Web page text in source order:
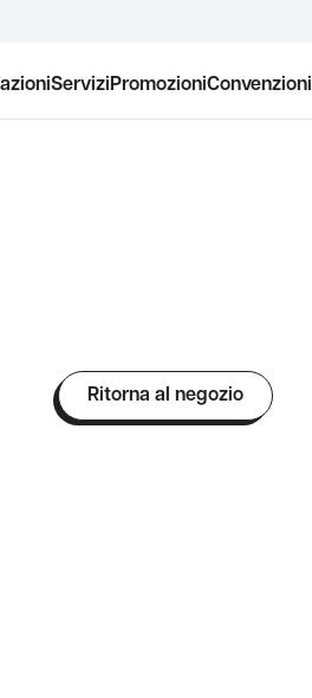
Servizi PromozioniConvenzioni
Ritorna al negozio